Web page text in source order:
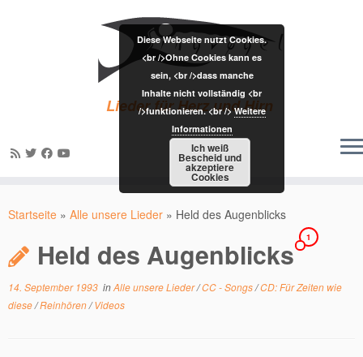
Inhalt
Lieder für Herz und Hirn
Startseite » Alle unsere Lieder » Held des Augenblicks
Held des Augenblicks 1
14. September 1993 inAlle unsere Lieder/CC - Songs/CD: Für Zeiten wie
diese/Reinhören/Videos
Diese Webseite nutzt Cookies.
<br />Ohne Cookies kann es
sein, <br />dass manche
Inhalte nicht vollständig <br
/>funktionieren. <br />Weitere
Informationen
Ich weiß
Bescheid und
akzeptiere
Cookies